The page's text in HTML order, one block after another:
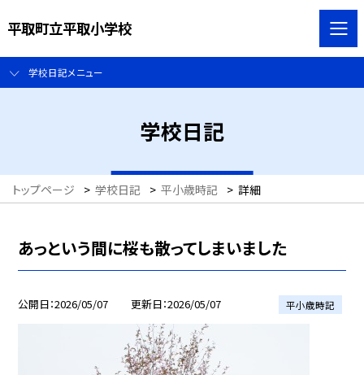
平取町立平取小学校
学校日記メニュー
学校日記
トップページ > 学校日記 > 平小歳時記 > 詳細
あっという間に桜も散ってしまいました
公開日 2026/05/07 更新日 2026/05/07 平小歳時記